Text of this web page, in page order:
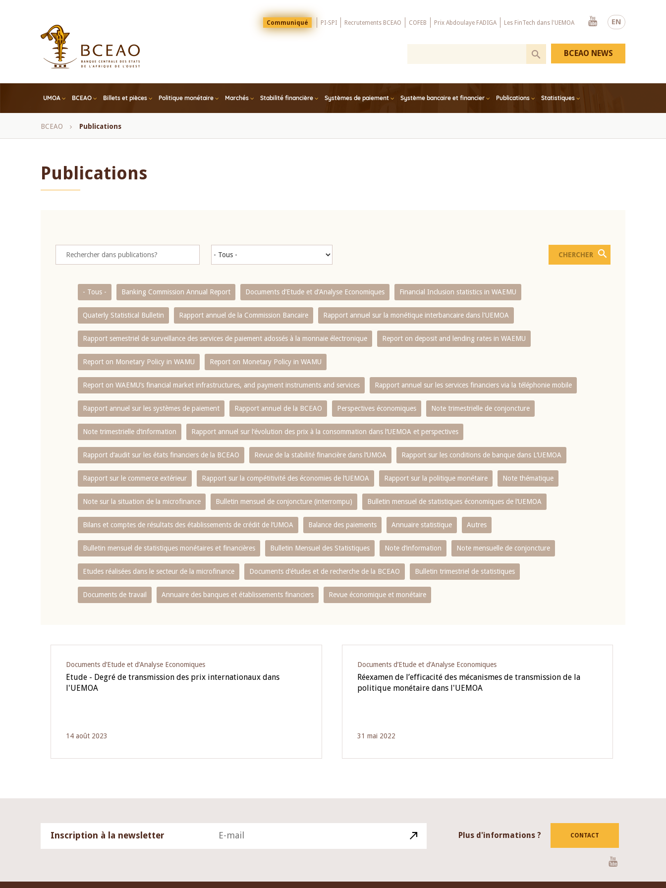
EN
Menu
Top
Communiqué PI-SPI Recrutements BCEAO COFEB Prix Abdoulaye FADIGA Les FinTech dans l'UEMOA
Youtube
UMOA BCEAO Billets et pièces Politique monétaire Marchés Stabilité financière Systèmes de paiement Système bancaire et financier Publications Statistiques
BCEAO NEWS
Fil
BCEAO Publications
Publications
- Tous - Banking Commission Annual Report Documents d’Etude et d’Analyse Economiques Financial Inclusion statistics in WAEMU
Quaterly Statistical Bulletin Rapport annuel de la Commission Bancaire Rapport annuel sur la monétique interbancaire dans l'UEMOA
Rapport semestriel de surveillance des services de paiement adossés à la monnaie électronique Report on deposit and lending rates in WAEMU
Report on Monetary Policy in WAMU Report on Monetary Policy in WAMU
Report on WAEMU’s financial market infrastructures, and payment instruments and services Rapport annuel sur les services financiers via la téléphonie mobile
Rapport annuel sur les systèmes de paiement Rapport annuel de la BCEAO Perspectives économiques Note trimestrielle de conjoncture
Note trimestrielle d‘information Rapport annuel sur l‘évolution des prix à la consommation dans l‘UEMOA et perspectives
Rapport d‘audit sur les états financiers de la BCEAO Revue de la stabilité financière dans l‘UMOA Rapport sur les conditions de banque dans L‘UEMOA
Rapport sur le commerce extérieur Rapport sur la compétitivité des économies de l‘UEMOA Rapport sur la politique monétaire Note thématique
Note sur la situation de la microfinance Bulletin mensuel de conjoncture (interrompu) Bulletin mensuel de statistiques économiques de l‘UEMOA
Bilans et comptes de résultats des établissements de crédit de l‘UMOA Balance des paiements Annuaire statistique Autres
Bulletin mensuel de statistiques monétaires et financières Bulletin Mensuel des Statistiques Note d’information Note mensuelle de conjoncture
Etudes réalisées dans le secteur de la microfinance Documents d’études et de recherche de la BCEAO Bulletin trimestriel de statistiques
Documents de travail Annuaire des banques et établissements financiers Revue économique et monétaire
Documents d’Etude et d’Analyse Economiques
Etude - Degré de transmission des prix internationaux dans
l'UEMOA
14 août 2023
Documents d’Etude et d’Analyse Economiques
Réexamen de l’efficacité des mécanismes de transmission de la
politique monétaire dans l'UEMOA
31 mai 2022
Inscription à la newsletter Plus d'informations ? CONTACT